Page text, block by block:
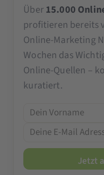
Über15.000
profitieren bereits
Online-Marketing
Wochen das
Online-Quellen –
kuratiert.